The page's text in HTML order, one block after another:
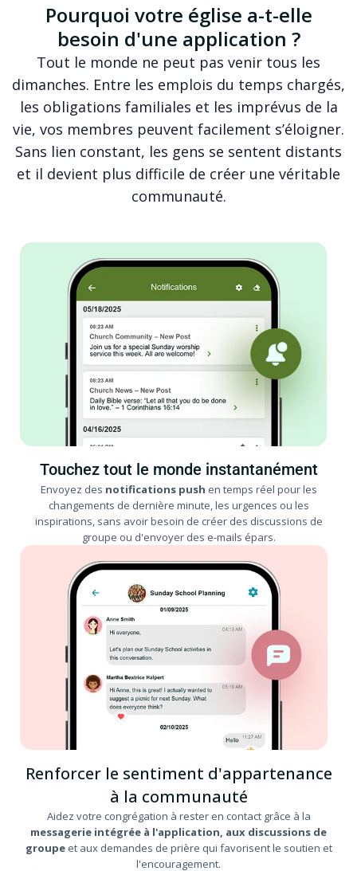
Pourquoi votre église a-t-elle
besoin d'une application ?
Tout le monde ne peut pas venir tous les
dimanches. Entre les emplois du temps chargés,
les obligations familiales et les imprévus de la
vie, vos membres peuvent facilement s’éloigner.
Sans lien constant, les gens se sentent distants
et il devient plus difficile de créer une véritable
communauté.
Touchez tout le monde instantanément
Envoyez des notifications push en temps réel pour les
changements de dernière minute, les urgences ou les
inspirations, sans avoir besoin de créer des discussions de
groupe ou d'envoyer des e-mails épars.
Renforcer le sentiment d'appartenance
à la communauté
Aidez votre congrégation à rester en contact grâce à la
messagerie intégrée à l'application, aux discussions de
groupeet aux demandes de prière qui favorisent le soutien et
l'encouragement.